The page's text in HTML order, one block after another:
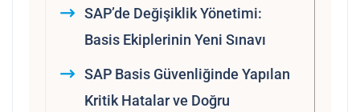
SAP’de Değişiklik Yönetimi:
Basis Ekiplerinin Yeni Sınavı
SAP Basis Güvenliğinde Yapılan
Kritik Hatalar ve Doğru